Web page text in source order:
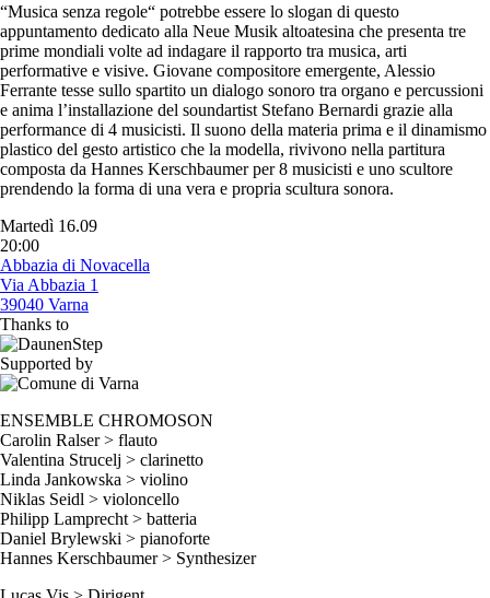
“Musica senza regole“ potrebbe essere lo slogan di questo
appuntamento dedicato alla Neue Musik altoatesina che presenta tre
prime mondiali volte ad indagare il rapporto tra musica, arti
performative e visive. Giovane compositore emergente, Alessio
Ferrante tesse sullo spartito un dialogo sonoro tra organo e percussioni
e anima l’installazione del soundartist Stefano Bernardi grazie alla
performance di 4 musicisti. Il suono della materia prima e il dinamismo
plastico del gesto artistico che la modella, rivivono nella partitura
composta da Hannes Kerschbaumer per 8 musicisti e uno scultore
prendendo la forma di una vera e propria scultura sonora.
Martedì 16.09
20:00
Abbazia di Novacella
Via Abbazia 1
39040 Varna
Thanks to
Supported by
ENSEMBLE CHROMOSON
Carolin Ralser > flauto
Valentina Strucelj > clarinetto
Linda Jankowska > violino
Niklas Seidl > violoncello
Philipp Lamprecht > batteria
Daniel Brylewski > pianoforte
Hannes Kerschbaumer > Synthesizer